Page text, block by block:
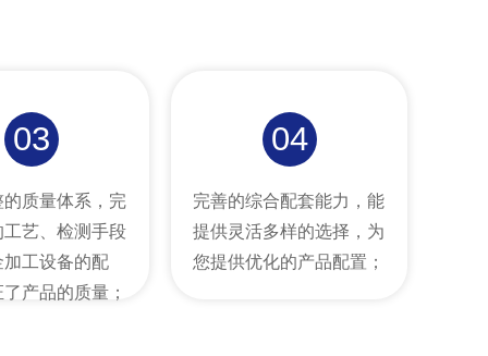
03
的质量体系，完
工艺、检测手段
加工设备的配
产品的质量；
04
完善的综合配套能力，能
提供灵活多样的选择，为
您提供优化的产品配置；